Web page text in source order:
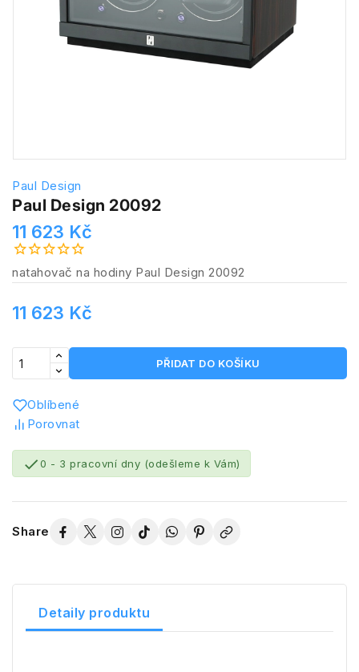
Paul Design
Paul Design 20092
11 623 Kč
natahovač na hodiny Paul Design 20092
11 623 Kč
PŘIDAT DO KOŠÍKU
Oblíbené
Porovnat
0 - 3 pracovní dny (odešleme k Vám)
Share
Detaily produktu